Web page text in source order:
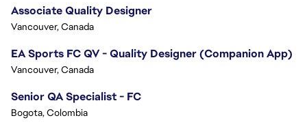
Associate Quality Designer
Vancouver, Canada
EA Sports FC QV - Quality Designer (Companion App)
Vancouver, Canada
Senior QA Specialist - FC
Bogota, Colombia